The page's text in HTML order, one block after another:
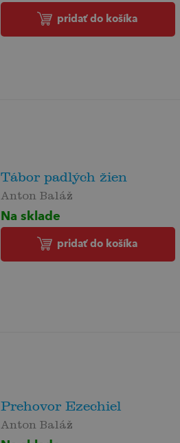
pridať do košíka
Tábor padlých žien
Anton Baláž
Na sklade
pridať do košíka
Prehovor Ezechiel
Anton Baláž